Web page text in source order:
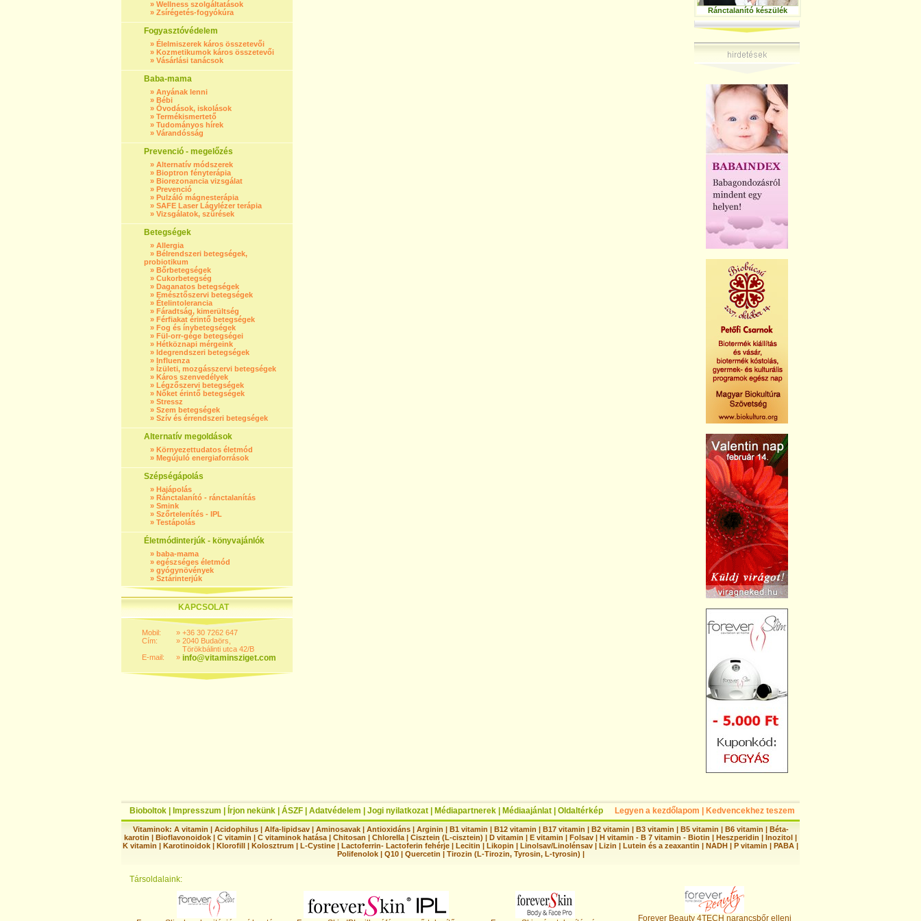
» Wellness szolgáltatások
» Zsírégetés-fogyókúra
Fogyasztóvédelem
» Élelmiszerek káros összetevői
» Kozmetikumok káros összetevői
» Vásárlási tanácsok
Baba-mama
» Anyának lenni
» Bébi
» Óvodások, iskolások
» Termékismertető
» Tudományos hírek
» Várandósság
Prevenció - megelőzés
» Alternatív módszerek
» Bioptron fényterápia
» Biorezonancia vizsgálat
» Prevenció
» Pulzáló mágnesterápia
» SAFE Laser Lágylézer terápia
» Vizsgálatok, szűrések
Betegségek
» Allergia
» Bélrendszeri betegségek,
probiotikum
» Bőrbetegségek
» Cukorbetegség
» Daganatos betegségek
» Emésztőszervi betegségek
» Ételintolerancia
» Fáradtság, kimerültség
» Férfiakat érintő betegségek
» Fog és ínybetegségek
» Fül-orr-gége betegségei
» Hétköznapi mérgeink
» Idegrendszeri betegségek
» Influenza
» Ízületi, mozgásszervi betegségek
» Káros szenvedélyek
» Légzőszervi betegségek
» Nőket érintő betegségek
» Stressz
» Szem betegségek
» Szív és érrendszeri betegségek
Alternatív megoldások
» Környezettudatos életmód
» Megújuló energiaforrások
Szépségápolás
» Hajápolás
» Ránctalanító - ránctalanítás
» Smink
» Szőrtelenítés - IPL
» Testápolás
Életmódinterjúk - könyvajánlók
» baba-mama
» egészséges életmód
» gyógynövények
» Sztárinterjúk
KAPCSOLAT
Mobil:
Cím:
E-mail:
»
»
»
+36 30 7262 647
2040 Budaörs,
Törökbálinti utca 42/B
info@vitaminsziget.com
Ránctalanító készülék
Bioboltok Impresszum Írjon nekünk ÁSZF Adatvédelem Jogi nyilatkozat Médiapartnerek Médiaajánlat Oldaltérkép Legyen a kezdőlapom Kedvencekhez teszem
Vitaminok: A vitamin | Acidophilus| Alfa-lipidsav| Aminosavak| Antioxidáns| Arginin | B1 vitamin | B12 vitamin | B17 vitamin | B2 vitamin | B3 vitamin | B5 vitamin | B6 vitamin | Béta-
karotin | Bioflavonoidok | C vitamin | C vitaminok hatása | Chitosan | Chlorella | Cisztein (L-cisztein) | D vitamin | E vitamin | Folsav | H vitamin - B 7 vitamin - Biotin | Heszperidin | Inozitol |
K vitamin | Karotinoidok | Klorofill | Kolosztrum | L-Cystine | Lactoferrin- Lactoferin fehérje | Lecitin | Likopin | Linolsav/Linolénsav | Lizin | Lutein és a zeaxantin | NADH | P vitamin | PABA |
Polifenolok| Q10| Quercetin | Tirozin (L-Tirozin, Tyrosin, L-tyrosin) |
Társoldalaink:
Forever Beauty 4TECH narancsbőr elleni